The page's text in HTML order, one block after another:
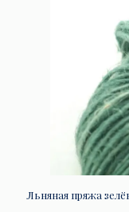
Льняная пряжа